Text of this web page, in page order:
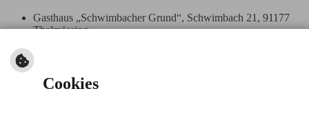
Gasthaus „Schwimbacher Grund“, Schwimbach 21, 91177
Thalmässing
Sehenswürdigkeiten auf dem Weg
Kirche St. Lorenz in Schwimbach
Cookies